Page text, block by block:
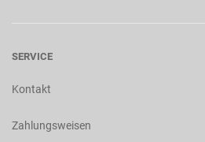
SERVICE
Kontakt
Zahlungsweisen